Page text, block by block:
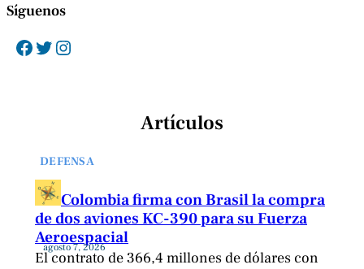
Síguenos
Facebook Twitter Instagram
Artículos
DEFENSA
Colombia firma con Brasil la compra
de dos aviones KC-390 para su Fuerza
Aeroespacial
agosto 7, 2026
El contrato de 366,4 millones de dólares con